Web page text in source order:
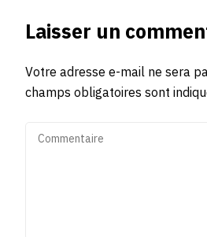
Laisser un
Votre adresse e-mail ne sera
champs obligatoires sont